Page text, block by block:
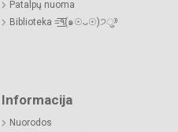
Patalpų nuoma
Biblioteka =͟͟͞͞٩(๑☉ᴗ☉)੭ु⁾⁾
Informacija
Nuorodos